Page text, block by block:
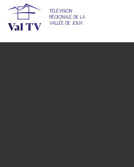
TÉLÉVISION
RÉGIONALE DE LA
VALLÉE DE JOUX